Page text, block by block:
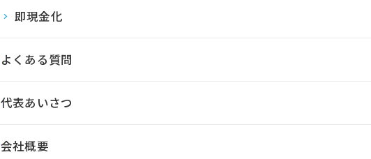
即現金化
よくある質問
代表あいさつ
会社概要